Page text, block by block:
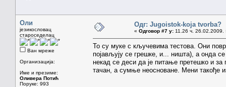
Оли
језикословац
староседелац
Ван мреже
Организација:
Име и презиме:
Оливера Потић
Поруке: 993
Одг: Jugoistok-koja tvorba?
« Одговор #7 у: 11.26 ч. 26.02.2009.
То су муке с кључевима тестова. Они
појављују се грешке, и... ништа), а онда
некад се деси да је питање претешко и
тачан, а сумње неосноване. Мени такође